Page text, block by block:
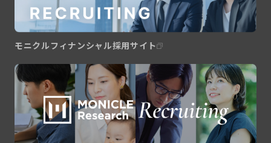
モニクルフィナンシャル採用サイト